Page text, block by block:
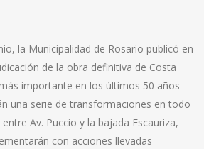
la Municipalidad de Rosario publicó en
de la obra definitiva de Costa
importante en los últimos 50 años
una serie de transformaciones en todo
Av. Puccio y la bajada Escauriza,
con acciones llevadas